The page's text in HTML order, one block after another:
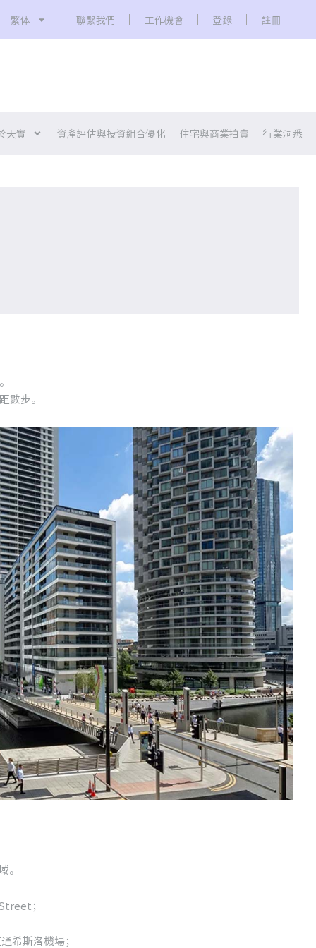
繁体 聯繫我們 工作機會 登錄 註冊
天實 資產評估與投資組合優化 住宅與商業拍賣 行業洞悉
數步。
。
；
希斯洛機場；